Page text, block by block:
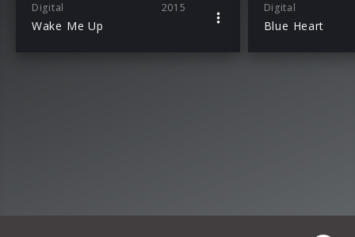
Digital 2015
Wake Me Up
Digital
Blue Heart